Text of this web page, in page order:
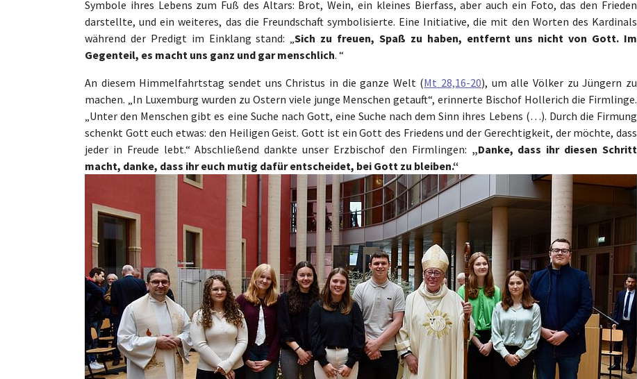
Symbole ihres Lebens zum Fuß des Altars: Brot, Wein, ein kleines Bierfass, aber auch ein Foto, das den Frieden
darstellte, und ein weiteres, das die Freundschaft symbolisierte. Eine Initiative, die mit den Worten des Kardinals
während der Predigt im Einklang stand: „Sich zu freuen, Spaß zu haben, entfernt uns nicht von Gott. Im
Gegenteil, es macht uns ganz und gar menschlich. “
An diesem Himmelfahrtstag sendet uns Christus in die ganze Welt (Mt 28,16-20), um alle Völker zu Jüngern zu
machen. „In Luxemburg wurden zu Ostern viele junge Menschen getauft“, erinnerte Bischof Hollerich die Firmlinge.
„Unter den Menschen gibt es eine Suche nach Gott, eine Suche nach dem Sinn ihres Lebens (…). Durch die Firmung
schenkt Gott euch etwas: den Heiligen Geist. Gott ist ein Gott des Friedens und der Gerechtigkeit, der möchte, dass
jeder in Freude lebt.“ Abschließend dankte unser Erzbischof den Firmlingen: „Danke, dass ihr diesen Schritt
macht, danke, dass ihr euch mutig dafür entscheidet, bei Gott zu bleiben.“